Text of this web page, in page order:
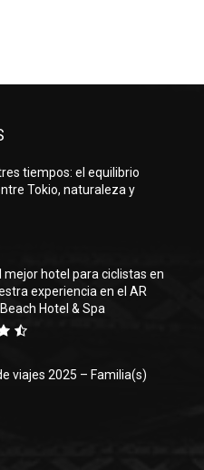
tiempos: el equilibrio
Tokio, naturaleza y
mejor hotel para ciclistas en
experiencia en el AR
Hotel & Spa
viajes 2025 – Familia(s)